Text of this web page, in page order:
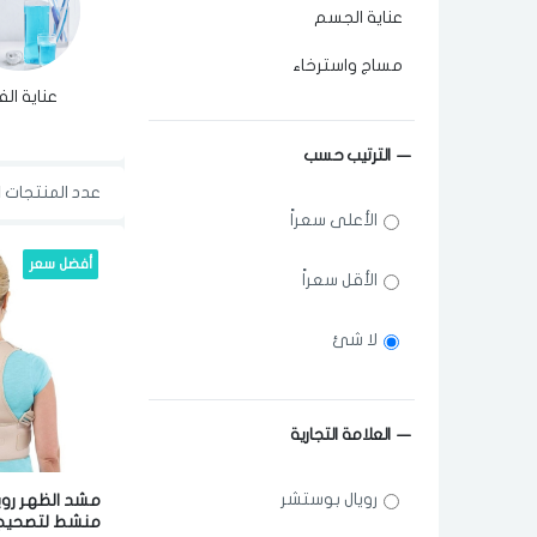
عناية الجسم
مساج واسترخاء
الترتيب حسب
الأعلى سعراً
الأقل سعراً
لا شئ
العلامة التجارية
رويال بوستشر
عناية
عدد المنتجات
أفضل سعر
مشد الظهر
منشط